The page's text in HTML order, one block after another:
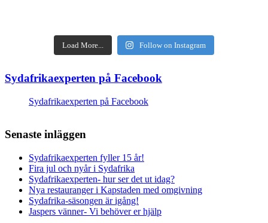
Load More... Follow on Instagram
Sydafrikaexperten på Facebook
Sydafrikaexperten på Facebook
Senaste inläggen
Sydafrikaexperten fyller 15 år!
Fira jul och nyår i Sydafrika
Sydafrikaexperten- hur ser det ut idag?
Nya restauranger i Kapstaden med omgivning
Sydafrika-säsongen är igång!
Jaspers vänner- Vi behöver er hjälp